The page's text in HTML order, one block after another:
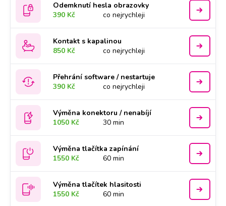
Odemknutí hesla obrazovky
390 Kč
co nejrychleji
Kontakt s kapalinou
850 Kč
co nejrychleji
Přehrání software / nestartuje
390 Kč
co nejrychleji
Výměna konektoru / nenabíjí
1050 Kč
30 min
Výměna tlačítka zapínání
1550 Kč
60 min
Výměna tlačítek hlasitosti
1550 Kč
60 min